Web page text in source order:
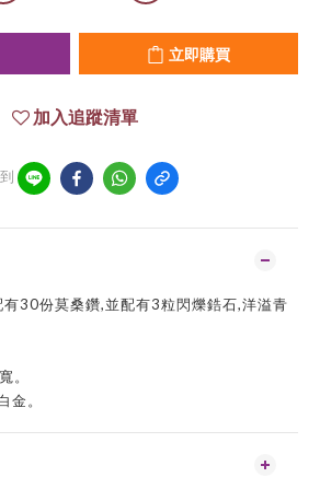
立即購買
加入追蹤清單
30份莫桑鑽,並配有3粒閃爍鋯石,洋溢青
。
金。